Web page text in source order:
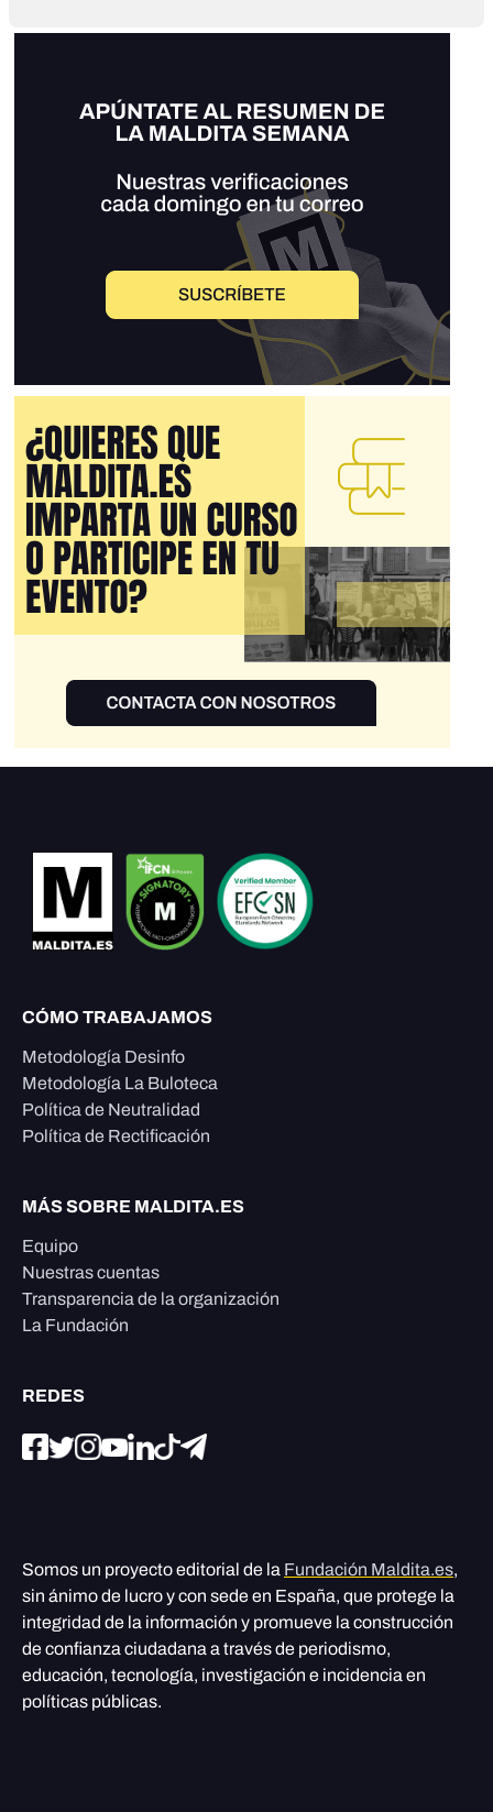
CÓMO TRABAJAMOS
Metodología Desinfo
Metodología La Buloteca
Política de Neutralidad
Política de Rectificación
MÁS SOBRE MALDITA.ES
Equipo
Nuestras cuentas
Transparencia de la organización
La Fundación
REDES
Somos un proyecto editorial de la Fundación Maldita.es,
sin ánimo de lucro y con sede en España, que protege la
integridad de la información y promueve la construcción
de confianza ciudadana a través de periodismo,
educación, tecnología, investigación e incidencia en
políticas públicas.